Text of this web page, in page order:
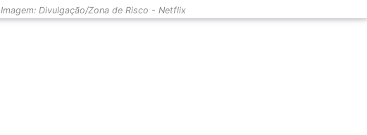
Imagem: Divulgação/Zona de Risco - Netflix